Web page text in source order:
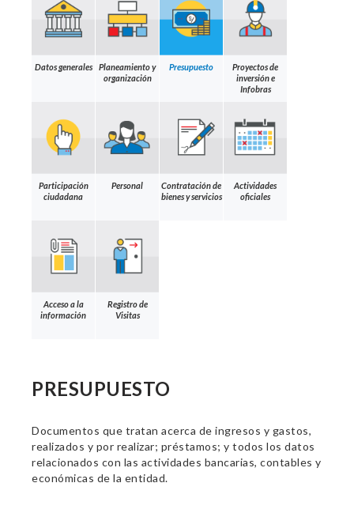
Datos generales
Planeamiento y
organización
Presupuesto
Proyectos de
inversión e
Infobras
Participación
ciudadana
Personal
Contratación de
bienes y servicios
Actividades
oficiales
Acceso a la
información
Registro de
Visitas
PRESUPUESTO
Documentos que tratan acerca de ingresos y gastos,
realizados y por realizar; préstamos; y todos los datos
relacionados con las actividades bancarias, contables y
económicas de la entidad.